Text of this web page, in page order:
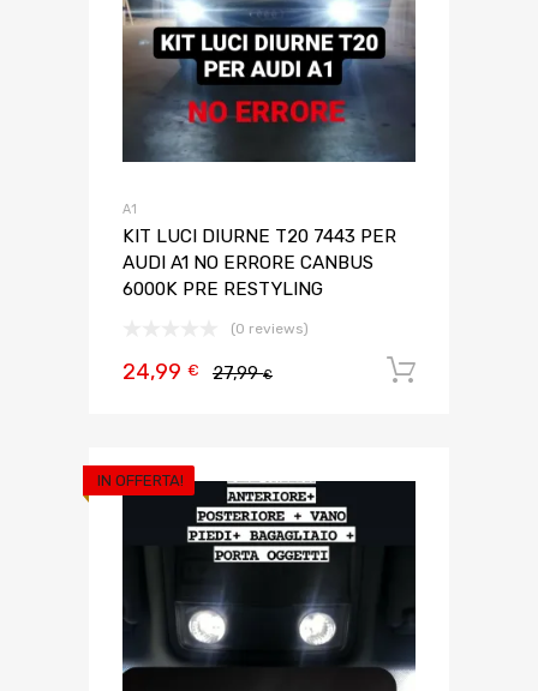
A1
KIT LUCI DIURNE T20 7443 PER
AUDI A1 NO ERRORE CANBUS
6000K PRE RESTYLING
(0 reviews)
27,99€
24,99 €
IN OFFERTA!